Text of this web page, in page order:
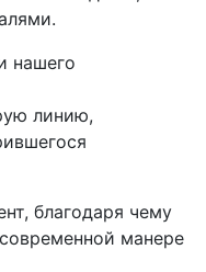
нашего
линию,
благодаря чему
манере